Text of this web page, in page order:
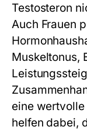
Testosteron
Auch Frauen
Muskeltonus,
eine
helfen dabei,